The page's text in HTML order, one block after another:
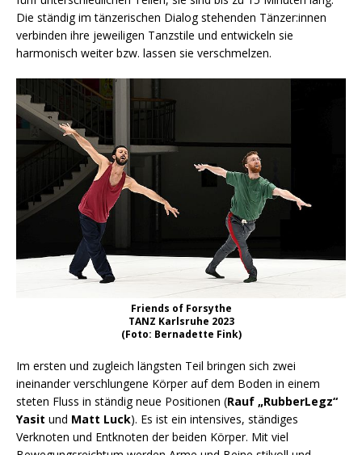
Die ständig im tänzerischen Dialog stehenden Tänzer:innen
verbinden ihre jeweiligen Tanzstile und entwickeln sie
harmonisch weiter bzw. lassen sie verschmelzen.
Friends of Forsythe
TANZ Karlsruhe 2023
(Foto: Bernadette Fink)
Im ersten und zugleich längsten Teil bringen sich zwei
ineinander verschlungene Körper auf dem Boden in einem
steten Fluss in ständig neue Positionen (Rauf „RubberLegz“
Yasit und Matt Luck). Es ist ein intensives, ständiges
Verknoten und Entknoten der beiden Körper. Mit viel